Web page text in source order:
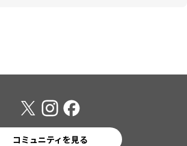
コミュニティを見る